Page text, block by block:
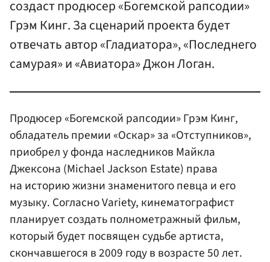
создаст продюсер «Богемской рапсодии»
Грэм Кинг. За сценарий проекта будет
отвечать автор «Гладиатора», «Последнего
самурая» и «Авиатора» Джон Логан.
Продюсер «Богемской рапсодии» Грэм Кинг,
обладатель премии «Оскар» за «Отступников»,
приобрел у фонда наследников Майкла
Джексона (Michael Jackson Estate) права
на историю жизни знаменитого певца и его
музыку. Согласно Variety, кинематографист
планирует создать полнометражный фильм,
который будет посвящен судьбе артиста,
скончавшегося в 2009 году в возрасте 50 лет.